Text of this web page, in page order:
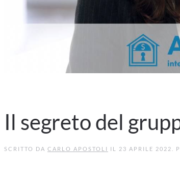
Il segreto del
SCRITTO DA CARLO APOSTOLI IL 23 APRILE 2022 .